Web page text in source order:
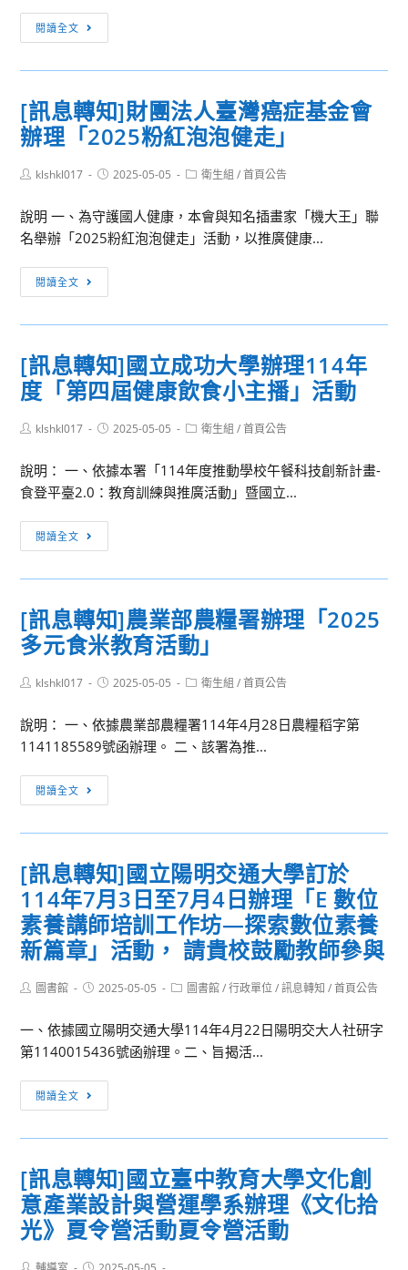
特
生
甄
選
入
取
公
告
閱讀全文
獎
榮
學
年
高
英
語
演
賽
績
揭
[訊息轉知]財團法人臺灣癌症基金會
辦理「2025粉紅泡泡健走」
Postklshkl017
Post2025-05-05
Post衛生組 / 首頁公告
說明 一、為守護國人健康，本會與知名插畫家「機大王」聯
名舉辦「2025粉紅泡泡健走」活動，以推廣健康...
閱讀全文
息
轉
財
團
人
灣
癌
症
會
理
「2025
紅
泡
泡
健
走」
[訊息轉知]國立成功大學辦理114年
度「第四屆健康飲食小主播」活動
Postklshkl017
Post2025-05-05
Post衛生組 / 首頁公告
說明： 一、依據本署「114年度推動學校午餐科技創新計畫-
食登平臺2.0：教育訓練與推廣活動」暨國立...
閱讀全文
息
轉
國
立
功
學
辦
理
度
「第
四
屆
健
康
食
主
播」
活
[訊息轉知]農業部農糧署辦理「2025
多元食米教育活動」
Postklshkl017
Post2025-05-05
Post衛生組 / 首頁公告
說明： 一、依據農業部農糧署114年4月28日農糧稻字第
1141185589號函辦理。 二、該署為推...
閱讀全文
息
轉
農
業
部
農
糧
署
理
「2025
食
米
育
活
動」
[訊息轉知]國立陽明交通大學訂於
114年7月3日至7月4日辦理「E 數位
素養講師培訓工作坊—探索數位素養
新篇章」活動， 請貴校鼓勵教師參與
Post圖書館
Post2025-05-05
Post圖書館 / 行政單位 / 訊息轉知 / 首頁公告
一、依據國立陽明交通大學114年4月22日陽明交大人社研字
第1140015436號函辦理。二、旨揭活...
閱讀全文
息
轉
國
立
陽
明
交
[訊息轉知]國立臺中教育大學文化創
意產業設計與營運學系辦理《文化拾
光》夏令營活動夏令營活動
Post Post